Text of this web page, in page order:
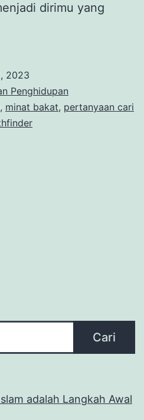
dirimu yang
2023
Penghidupan
, minat bakat, pertanyaan cari
Cari
adalah Langkah Awal